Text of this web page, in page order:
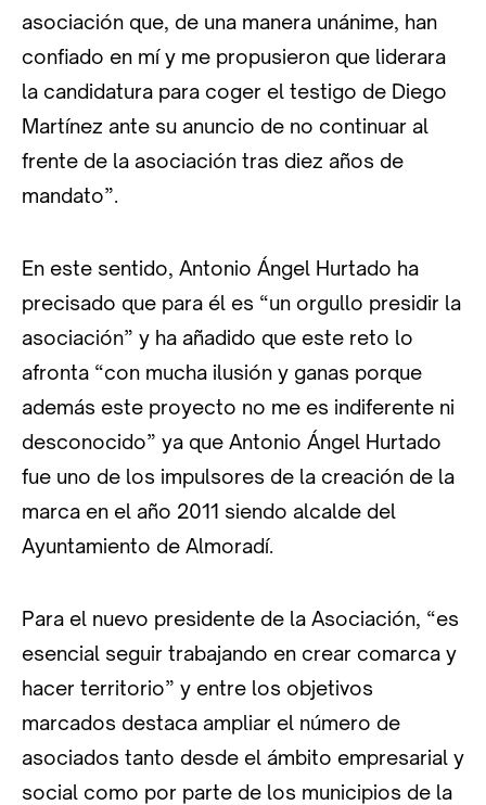
asociación que, de una manera unánime, han
confiado en mí y me propusieron que liderara
la candidatura para coger el testigo de Diego
Martínez ante su anuncio de no continuar al
frente de la asociación tras diez años de
mandato”.
En este sentido, Antonio Ángel Hurtado ha
precisado que para él es “un orgullo presidir la
asociación” y ha añadido que este reto lo
afronta “con mucha ilusión y ganas porque
además este proyecto no me es indiferente ni
desconocido” ya que Antonio Ángel Hurtado
fue uno de los impulsores de la creación de la
marca en el año 2011 siendo alcalde del
Ayuntamiento de Almoradí.
Para el nuevo presidente de la Asociación, “es
esencial seguir trabajando en crear comarca y
hacer territorio” y entre los objetivos
marcados destaca ampliar el número de
asociados tanto desde el ámbito empresarial y
social como por parte de los municipios de la